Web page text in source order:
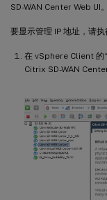
SD-WAN Center Web UI。
要显示管理 IP 地址，请执
在 vSphere Client 的
Citrix SD-WAN Center